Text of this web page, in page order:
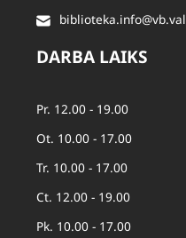
DARBA LAIKS
Pr. 12.00 - 19.00
Ot. 10.00 - 17.00
Tr. 10.00 - 17.00
Ct. 12.00 - 19.00
Pk. 10.00 - 17.00